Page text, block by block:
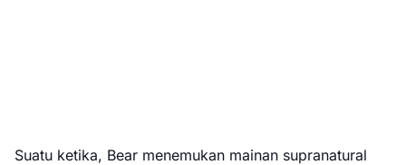
Suatu ketika, Bear menemukan mainan supranatural